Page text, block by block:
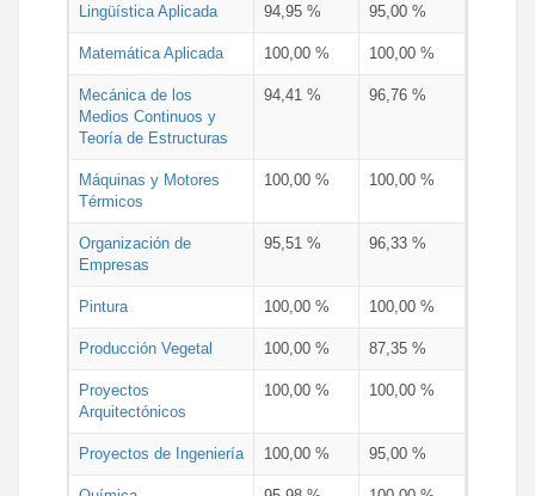
Lingüística Aplicada 94,95 % 95,00 %
Matemática Aplicada 100,00 % 100,00 %
Mecánica de los
Medios Continuos y
Teoría de Estructuras
94,41 % 96,76 %
Máquinas y Motores
Térmicos
100,00 % 100,00 %
Organización de
Empresas
95,51 % 96,33 %
Pintura 100,00 % 100,00 %
Producción Vegetal 100,00 % 87,35 %
Proyectos
Arquitectónicos
100,00 % 100,00 %
Proyectos de Ingeniería 100,00 % 95,00 %